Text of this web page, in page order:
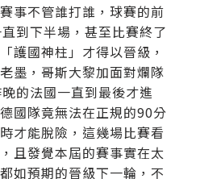
事不管誰打誰，球賽的前
到下半場，甚至比賽終了
護國神柱」才得以晉級，
墨，哥斯大黎加面對爛隊
的法國一直到最後才進
國隊竟無法在正規的90分
才能脫險，這幾場比賽看
且發覺本屆的賽事實在太
如預期的晉級下一輪，不